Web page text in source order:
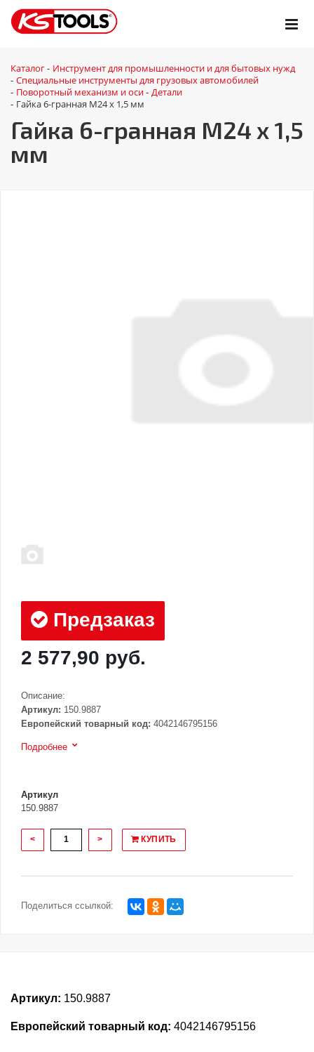
Каталог - Инструмент для промышленности и для бытовых нужд
- Специальные инструменты для грузовых автомобилей
- Поворотный механизм и оси - Детали
- Гайка 6-гранная M24 x 1,5 мм
Гайка 6-гранная M24 x 1,5
мм
Предзаказ
2 577,90 руб.
Описание:
Артикул: 150.9887
Европейский товарный код: 4042146795156
Подробнее
Артикул
150.9887
< > КУПИТЬ
Поделиться ссылкой:
Артикул: 150.9887
Европейский товарный код: 4042146795156